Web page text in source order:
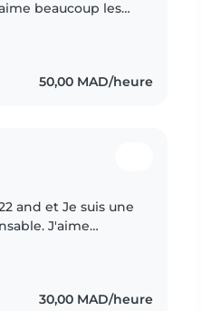
beaucoup les
50,00 MAD/heure
and et Je suis une
J'aime
30,00 MAD/heure